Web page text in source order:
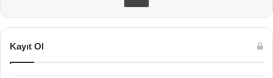
Kayıt Ol